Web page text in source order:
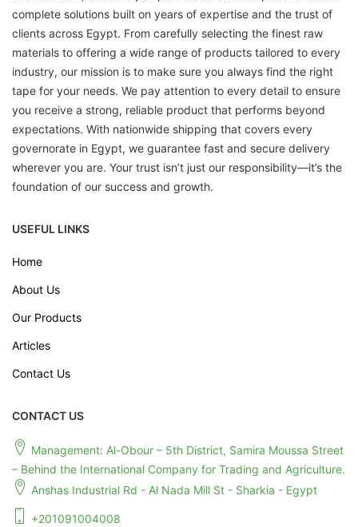
complete solutions built on years of expertise and the trust of
clients across Egypt. From carefully selecting the finest raw
materials to offering a wide range of products tailored to every
industry, our mission is to make sure you always find the right
tape for your needs. We pay attention to every detail to ensure
you receive a strong, reliable product that performs beyond
expectations. With nationwide shipping that covers every
governorate in Egypt, we guarantee fast and secure delivery
wherever you are. Your trust isn’t just our responsibility—it’s the
foundation of our success and growth.
USEFUL LINKS
Home
About Us
Our Products
Articles
Contact Us
CONTACT US
Management: Al-Obour – 5th District, Samira Moussa Street
– Behind the International Company for Trading and Agriculture.
Anshas Industrial Rd - Al Nada Mill St - Sharkia - Egypt
+201091004008